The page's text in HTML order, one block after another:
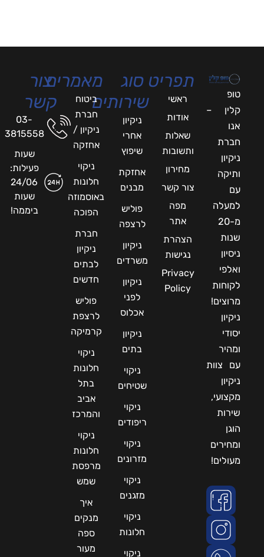
טופ
קלין –
אנו
חברת
ניקיון
ותיקה
עם
למעלה
מ-20
שנות
ניסיון
ואלפי
לקוחות
מרוצים!
ניקיון
יסודי
ומהיר
עם צוות
ניקיון
מקצועי,
שירות
הוגן
ומחירים
מעולים!
תפריט
ראשי
אודות
שאלות
ותשובות
מחירון
צור קשר
מפה
אתר
הצהרת
נגישות
Privacy
Policy
סוג
שירותים
ניקיון
אחרי
שיפוץ
אחזקת
מבנים
פוליש
לרצפה
ניקיון
משרדים
ניקיון
לפני
אכלוס
ניקיון
בתים
ניקוי
שטיחים
ניקוי
ריפודים
ניקוי
מזרונים
ניקוי
מזגנים
ניקוי
חלונות
ניקוי
מאמרים
ביטוח
חברת
ניקיון /
אחזקה
ניקוי
חלונות
באוסמוזה
הפוכה
חברת
ניקיון
לבתים
חדשים
פוליש
לרצפת
קרמיקה
ניקוי
חלונות
בתל
אביב
והמרכז
ניקוי
חלונות
מרפסת
שמש
איך
מנקים
ספה
מעור
צור
קשר
03-
3815558
שעות
פעילות:
24/06
שעות
ביממה!